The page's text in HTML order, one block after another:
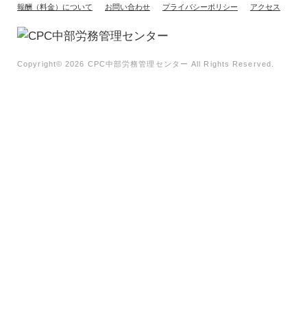
報酬（料金）について
お問い合わせ プライバシーポリシー アクセス
Copyright©2026 CPC中部労務管理センター All Rights Reserved.